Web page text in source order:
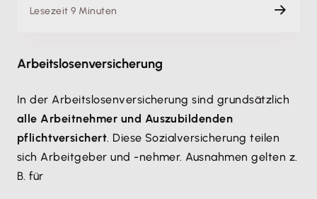
Lesezeit 9 Minuten
Arbeitslosenversicherung
In der Arbeitslosenversicherung sind grundsätzlich
alle Arbeitnehmer und Auszubildenden
pflichtversichert. Diese Sozialversicherung teilen
sich Arbeitgeber und -nehmer. Ausnahmen gelten z.
B. für